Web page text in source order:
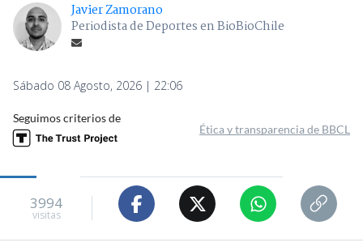
Javier Zamorano
Periodista de Deportes en BioBioChile
Sábado 08 Agosto, 2026 | 22:06
Seguimos criterios de
Ética y transparencia de BBCL
3994
visitas